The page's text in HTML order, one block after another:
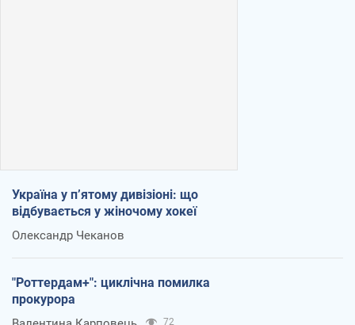
Україна у п’ятому дивізіоні: що
відбувається у жіночому хокеї
Олександр Чеканов
"Роттердам+": циклічна помилка
прокурора
72